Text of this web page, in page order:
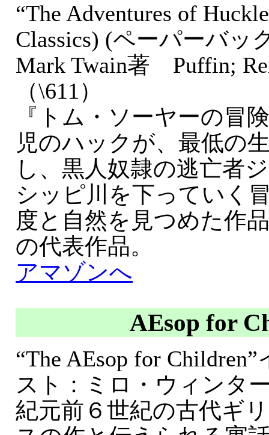
“The Adventures of
Classics) (ペーパーバッ
Mark Twain著 Puffin;
（\611）
『トム・ソーヤーの冒
児のハックが、最低の
し、黒人奴隷の逃亡者
シッピ川を下っていく
度と自然を見つめた作
の代表作品。
アマゾンへ
AEsop for
“The AEsop for
スト：ミロ・ウィンタ
紀元前６世紀の古代ギ